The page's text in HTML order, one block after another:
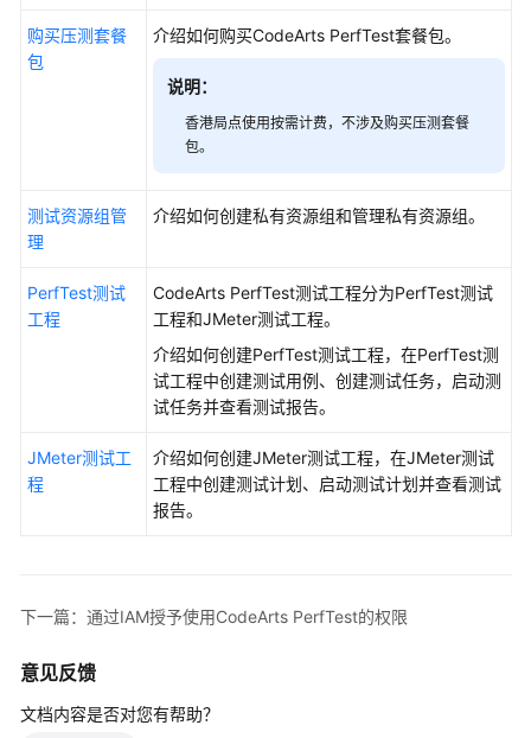
权
服
页
套
资
组
理
购买压测套餐
包
介绍如何购买CodeArts PerfTest套餐包。
说明：
香港局点使用按需计费，不涉及购买压测套餐
包。
测试资源组管
理
介绍如何创建私有资源组和管理私有资源组。
PerfTest测试
工程
CodeArts PerfTest测试工程分为PerfTest测试
工程和JMeter测试工程。
介绍如何创建PerfTest测试工程，在PerfTest测
试工程中创建测试用例、创建测试任务，启动测
试任务并查看测试报告。
JMeter测试工
程
介绍如何创建JMeter测试工程，在JMeter测试
工程中创建测试计划、启动测试计划并查看测试
报告。
下一篇：通过IAM授予使用CodeArts PerfTest的权限
意见反馈
文档内容是否对您有帮助？